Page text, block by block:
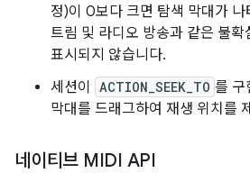
정)이 0보다 크면 탐색 막대가
트림 및 라디오 방송과 같은 불
표시되지 않습니다.
세션이
ACTION_SEEK_TO 를 구
막대를 드래그하여 재생 위치를
네이티브 MIDI API